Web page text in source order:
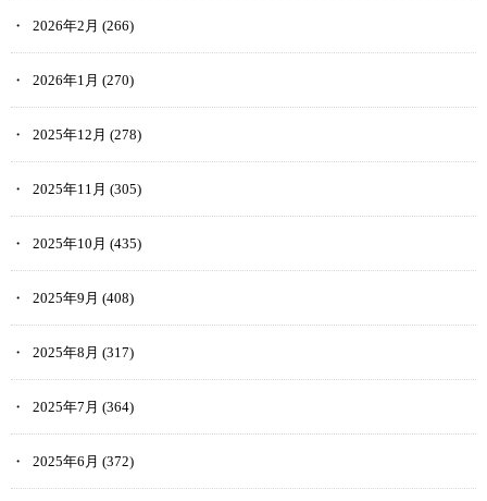
2026年2月 (266)
2026年1月 (270)
2025年12月 (278)
2025年11月 (305)
2025年10月 (435)
2025年9月 (408)
2025年8月 (317)
2025年7月 (364)
2025年6月 (372)